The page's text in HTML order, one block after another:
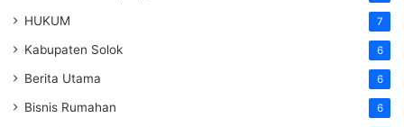
HUKUM 7
Kabupaten Solok 6
Berita Utama 6
Bisnis Rumahan 6